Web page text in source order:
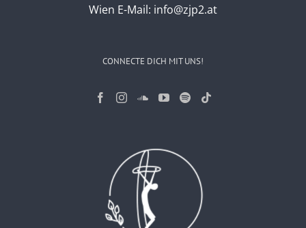
Wien E-Mail: info@zjp2.at
CONNECTE DICH MIT UNS!